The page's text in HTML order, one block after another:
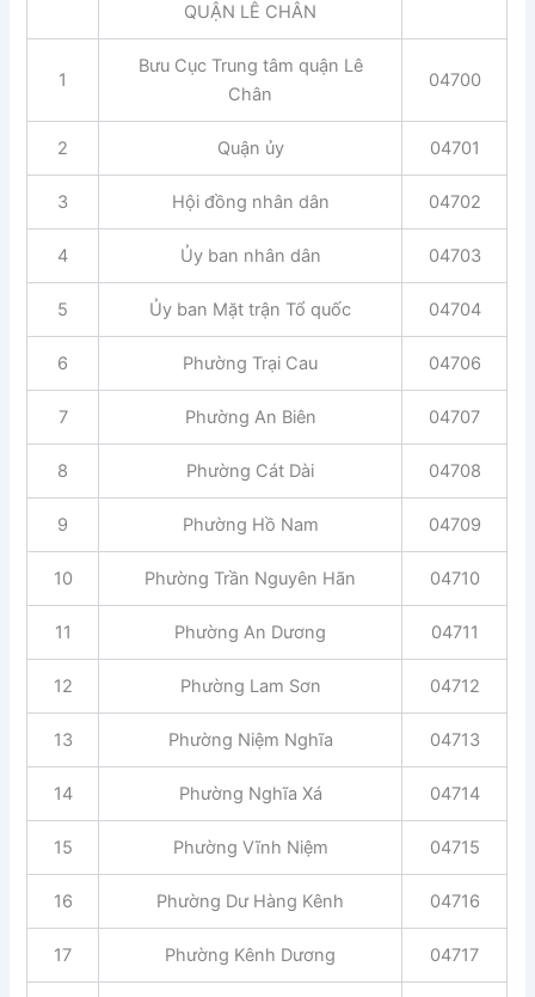
QUẬN LÊ CHÂN
1
Bưu Cục Trung tâm quận Lê
Chân
04700
2 Quận ủy 04701
3 Hội đồng nhân dân 04702
4 Ủy ban nhân dân 04703
5 Ủy ban Mặt trận Tổ quốc 04704
6 Phường Trại Cau 04706
7 Phường An Biên 04707
8 Phường Cát Dài 04708
9 Phường Hồ Nam 04709
10 Phường Trần Nguyên Hãn 04710
11 Phường An Dương 04711
12 Phường Lam Sơn 04712
13 Phường Niệm Nghĩa 04713
14 Phường Nghĩa Xá 04714
15 Phường Vĩnh Niệm 04715
16 Phường Dư Hàng Kênh 04716
17 Phường Kênh Dương 04717